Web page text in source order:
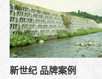
新世纪 品牌案例